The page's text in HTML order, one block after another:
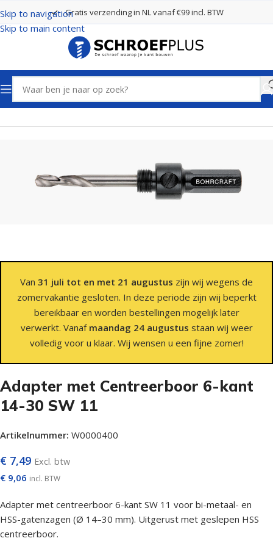
Skip to navigation
Skip to main content
Gratis verzending in NL vanaf €99 incl. BTW
Home Boren Gatenzagen
Van 31 juli tot en met 21 augustus zijn wij wegens de
zomervakantie gesloten. In deze periode zijn wij beperkt
bereikbaar en worden bestellingen mogelijk later
verwerkt. Vanaf maandag 24 augustus staan wij weer
volledig voor u klaar. Wij wensen u een fijne zomer!
Adapter met Centreerboor 6-kant
14-30 SW 11
Artikelnummer: W0000400
€ 7,49 Excl. btw
€ 9,06 incl. BTW
Adapter met centreerboor 6-kant SW 11 voor bi-metaal- en
HSS-gatenzagen (Ø 14–30 mm). Uitgerust met geslepen HSS
centreerboor.